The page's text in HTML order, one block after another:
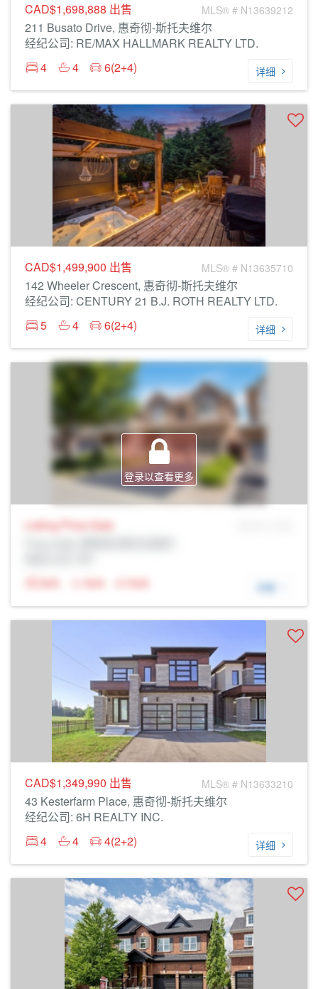
CAD$1,698,888 出售 MLS® # N13639212
211 Busato Drive, 惠奇彻-斯托夫维尔
经纪公司: RE/MAX HALLMARK REALTY LTD.
4
4 6(2+4) 详细
CAD$1,499,900 出售 MLS® # N13635710
142 Wheeler Crescent, 惠奇彻-斯托夫维尔
经纪公司: CENTURY 21 B.J. ROTH REALTY LTD.
5
4 6(2+4) 详细
登录以查看更多
Listing Price Sale
N/A
N/A N/A 详细
CAD$1,349,990 出售 MLS® # N13633210
43 Kesterfarm Place, 惠奇彻-斯托夫维尔
经纪公司: 6H REALTY INC.
4
4 4(2+2) 详细